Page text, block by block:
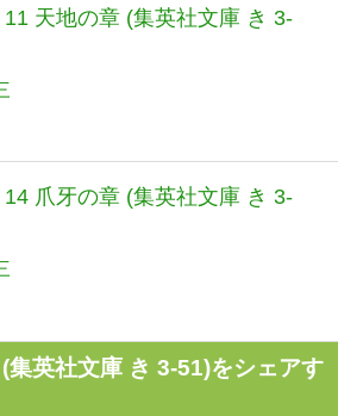
11 天地の章 (集英社文庫 き 3-
爪牙の章 (集英社文庫 き 3-
集英社文庫 き 3-51)をシェアす